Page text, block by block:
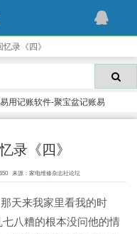
录《四》
用记账软件-聚宝盆记账易
录《四》
来源：家电维修杂志社论坛
天来我家里看我的时
八糟的根本没问他的情